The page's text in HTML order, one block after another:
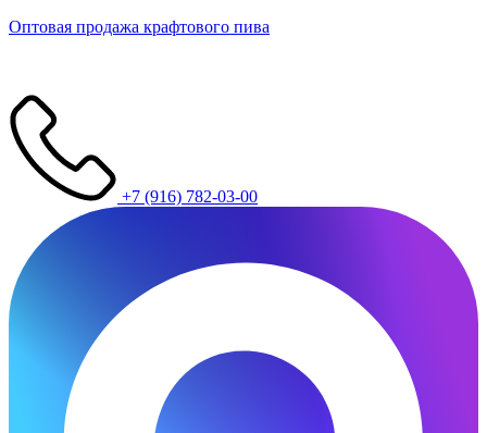
Оптовая продажа крафтового пива
+7 (916) 782-03-00